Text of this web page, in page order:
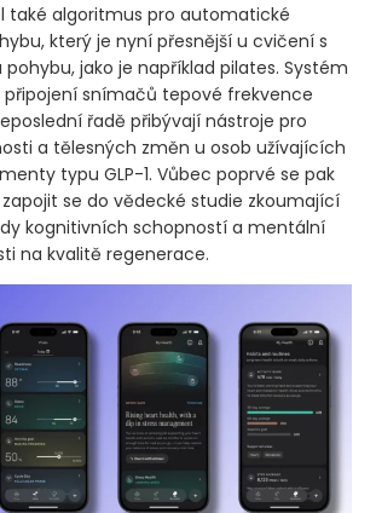
také algoritmus pro automatické
který je nyní přesnější u cvičení s
jako je například pilates. Systém
připojení snímačů tepové frekvence
řadě přibývají nástroje pro
a tělesných změn u osob užívajících
typu GLP-1. Vůbec poprvé se pak
se do vědecké studie zkoumající
kognitivních schopností a mentální
na kvalitě regenerace.